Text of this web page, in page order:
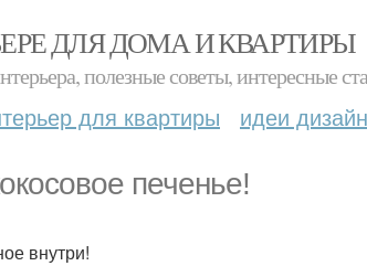
ДЛЯ ДОМА И КВАРТИРЫ
полезные советы, интересные
для квартиры идеи
печенье!
внутри!